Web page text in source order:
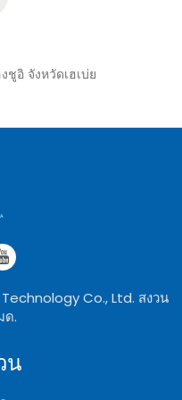
ชูอิ จังหวัดเฮเบ่ย
Co., Ltd. สงวน
ด.
น